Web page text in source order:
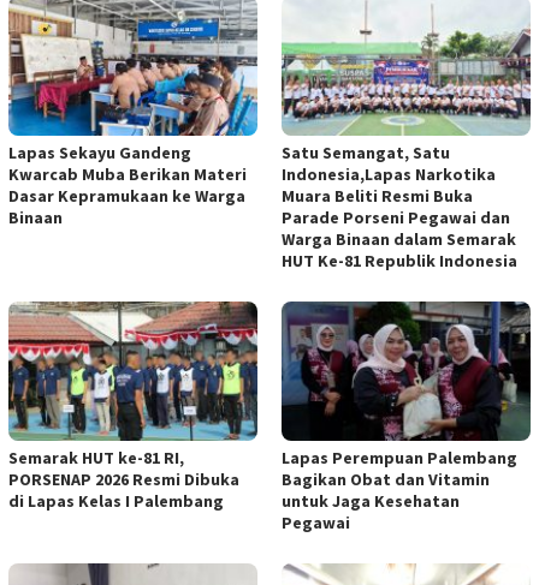
Lapas Sekayu Gandeng
Kwarcab Muba Berikan Materi
Dasar Kepramukaan ke Warga
Binaan
Satu Semangat, Satu
Indonesia,Lapas Narkotika
Muara Beliti Resmi Buka
Parade Porseni Pegawai dan
Warga Binaan dalam Semarak
HUT Ke-81 Republik Indonesia
Semarak HUT ke-81 RI,
PORSENAP 2026 Resmi Dibuka
di Lapas Kelas I Palembang
Lapas Perempuan Palembang
Bagikan Obat dan Vitamin
untuk Jaga Kesehatan
Pegawai